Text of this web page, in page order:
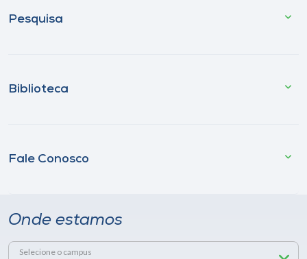
Pesquisa
Biblioteca
Fale Conosco
Onde estamos
Selecione o campus